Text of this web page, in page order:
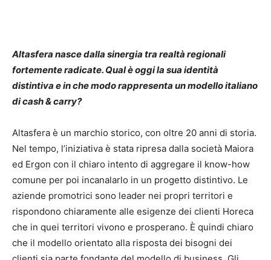
Altasfera nasce dalla sinergia tra realtà regionali
fortemente radicate. Qual è oggi la sua identità
distintiva e in che modo rappresenta un modello italiano
di cash & carry?
Altasfera è un marchio storico, con oltre 20 anni di storia.
Nel tempo, l’iniziativa è stata ripresa dalla società Maiora
ed Ergon con il chiaro intento di aggregare il know-how
comune per poi incanalarlo in un progetto distintivo. Le
aziende promotrici sono leader nei propri territori e
rispondono chiaramente alle esigenze dei clienti Horeca
che in quei territori vivono e prosperano. È quindi chiaro
che il modello orientato alla risposta dei bisogni dei